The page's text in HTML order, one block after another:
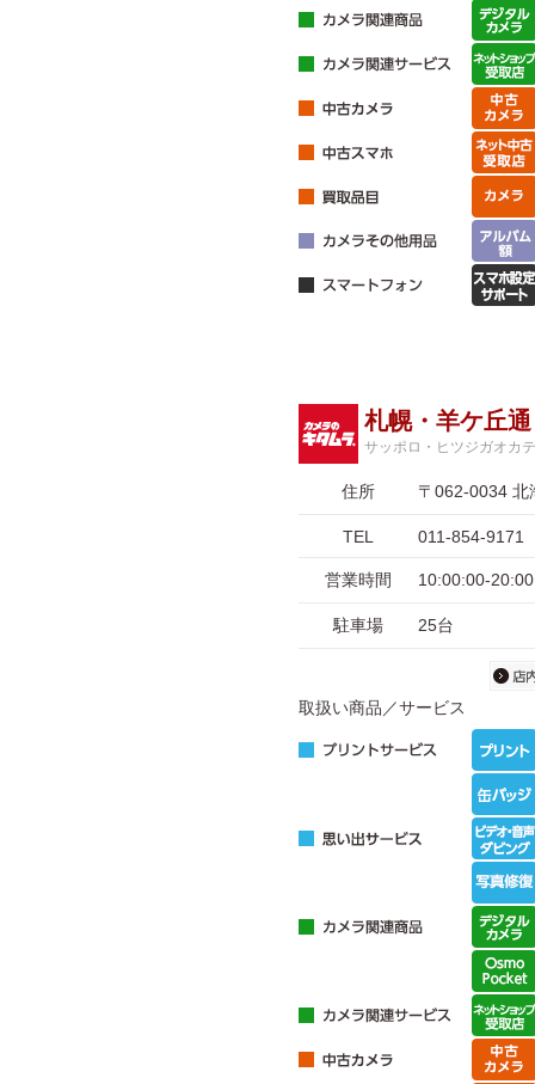
札幌・羊ケ丘
サッポロ・ヒツジガオカ
住所 〒062-0034 北
TEL 011-854-9171
営業時間 10:00:00-
駐車場 25台
取扱い商品／サービス